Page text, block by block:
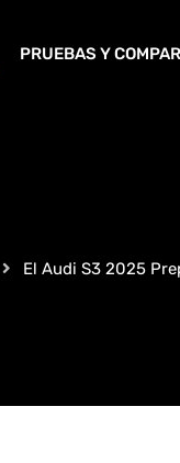
PRUEBAS Y
El Audi S3 2025